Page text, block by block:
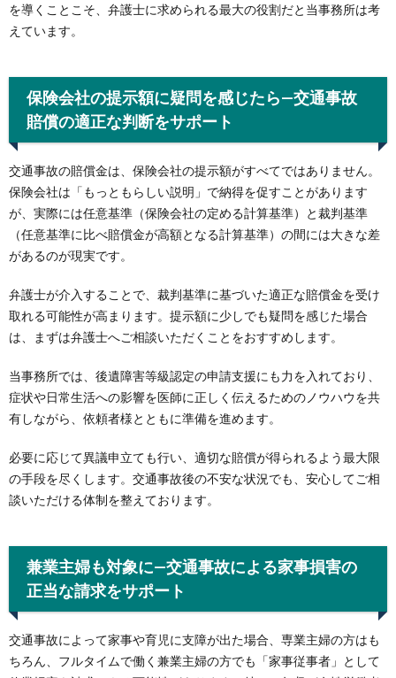
を導くことこそ、弁護士に求められる最大の役割だと当事務所は考
えています。
保険会社の提示額に疑問を感じたら—交通事故
賠償の適正な判断をサポート
交通事故の賠償金は、保険会社の提示額がすべてではありません。
保険会社は「もっともらしい説明」で納得を促すことがあります
が、実際には任意基準（保険会社の定める計算基準）と裁判基準
（任意基準に比べ賠償金が高額となる計算基準）の間には大きな差
があるのが現実です。
弁護士が介入することで、裁判基準に基づいた適正な賠償金を受け
取れる可能性が高まります。提示額に少しでも疑問を感じた場合
は、まずは弁護士へご相談いただくことをおすすめします。
当事務所では、後遺障害等級認定の申請支援にも力を入れており、
症状や日常生活への影響を医師に正しく伝えるためのノウハウを共
有しながら、依頼者様とともに準備を進めます。
必要に応じて異議申立ても行い、適切な賠償が得られるよう最大限
の手段を尽くします。交通事故後の不安な状況でも、安心してご相
談いただける体制を整えております。
兼業主婦も対象に—交通事故による家事損害の
正当な請求をサポート
交通事故によって家事や育児に支障が出た場合、専業主婦の方はも
ちろん、フルタイムで働く兼業主婦の方でも「家事従事者」として